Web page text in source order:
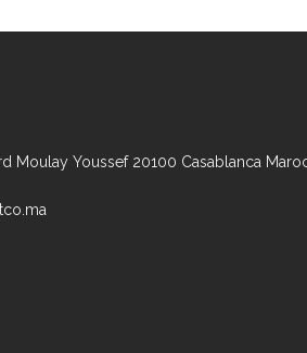
Moulay Youssef 20100 Casablanca